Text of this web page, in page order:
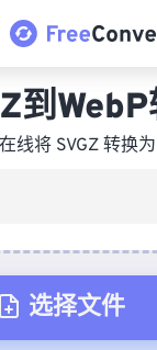
到
线将 SVGZ 转换为
选择文件